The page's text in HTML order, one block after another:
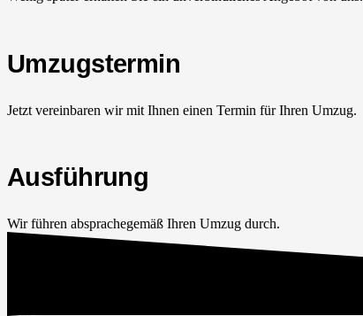
Umzugstermin
Jetzt vereinbaren wir mit Ihnen einen Termin für Ihren Umzug.
Ausführung
Wir führen absprachegemäß Ihren Umzug durch.